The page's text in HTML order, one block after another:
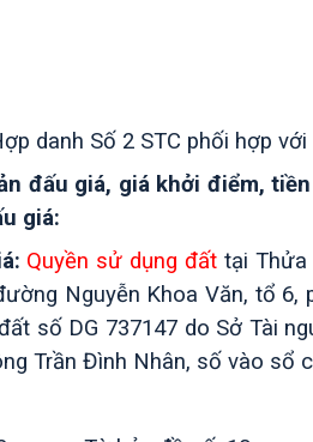
danh Số 2 STC phối hợp với
đấu giá, giá khởi điểm,
giá:
Quyền sử dụng đất tại Thửa
Nguyễn Khoa Văn, tổ
số DG 737147 do Sở Tài
Trần Đình Nhân, số vào sổ